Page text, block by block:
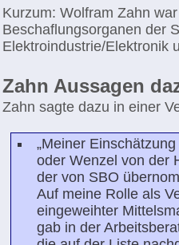
Kurzum: Wolfram Zahn
Beschaflungsorganen der
Elektroindustrie/Elektronik
Zahn Aussagen
Zahn sagte dazu in einer
„Meiner
oder Wenzel von der
der von SBO
Auf meine Rolle als
eingeweihter
gab in der